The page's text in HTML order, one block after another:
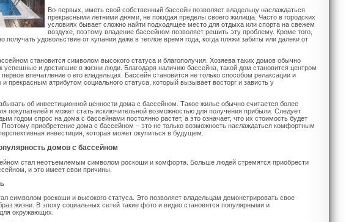
Во-первых, иметь свой собственный бассейн позволяет владельцу наслаждаться
прекрасными летними днями, не покидая пределы своего жилища. Часто в городских
условиях бывает сложно найти подходящее место для отдыха или спорта на свежем
воздухе, поэтому владение бассейном позволяет решить эту проблему. Кроме того,
получать удовольствие от купания даже в теплое время года, когда пляжи забиты или далеки от
становится символом высокого статуса и благополучия. Хозяева таких домов обычно
успешные и достигшие в жизни люди. Благодаря наличию бассейна, такой дом становится центром
впечатление о его владельцах. Бассейн становится не только способом релаксации и
и прекрасным атрибутом социального статуса, который вызывает восторг и зависть у
об инвестиционной ценности дома с бассейном. Такое жилье обычно считается более
покупателей и может стать исключительной возможностью для получения прибыли. Следует
годом спрос на дома с бассейнами постоянно растет, а это означает, что их стоимость будет
приобретение дома с бассейном – это не только возможность наслаждаться комфортным
инвестиция, которая может окупиться в будущем.
домов с бассейном
стал неотъемлемым символом роскоши и комфорта. Больше людей стремятся приобрести
и это имеет свои причины.
символом роскоши и высокого статуса. Это позволяет владельцам демонстрировать свое
жизни. В эпоху социальных сетей такие фото и видео становятся популярными и
окружающих.